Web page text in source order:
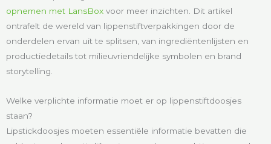
opnemen met LansBox voor meer inzichten. Dit artikel
ontrafelt de wereld van lippenstiftverpakkingen door de
onderdelen ervan uit te splitsen, van ingrediëntenlijsten en
productiedetails tot milieuvriendelijke symbolen en brand
storytelling.
Welke verplichte informatie moet er op lippenstiftdoosjes
staan?
Lipstickdoosjes moeten essentiële informatie bevatten die